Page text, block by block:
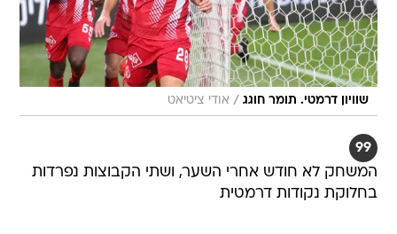
שוויון דרמטי. תומר חוגג / אודי ציטיאט
99
המשחק לא חודש אחרי השער, ושתי הקבוצות נפרדות
בחלוקת נקודות דרמטית